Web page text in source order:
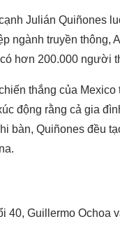
Julián Quiñones
ngành truyền thông,
hơn 200.000 người
thắng của
động rằng cả gia
bàn, Quiñones đều
40, Guillermo Ochoa